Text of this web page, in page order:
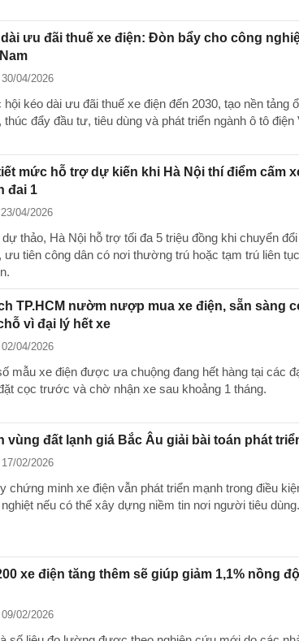
dài ưu đãi thuế xe điện: Đòn bẩy cho công
04/2026
hội kéo dài ưu đãi thuế xe điện đến 2030, tạo nền tảng
thúc đẩy đầu tư, tiêu dùng và phát triển ngành ô tô điện
mức hỗ trợ dự kiến khi Hà Nội thí điểm cấm
đai 1
04/2026
dự thảo, Hà Nội hỗ trợ tối đa 5 triệu đồng khi chuyển
ưu tiên công dân có nơi thường trú hoặc tạm trú liên
TP.HCM nườm nượp mua xe điện, sẵn sàng
vì đại lý hết xe
04/2026
mẫu xe điện được ưa chuộng đang hết hàng tại các
cọc trước và chờ nhận xe sau khoảng 1 tháng.
vùng đất lạnh giá Bắc Âu giải bài toán phát
02/2026
chứng minh xe điện vẫn phát triển mạnh trong điều
nếu có thể xây dựng niềm tin nơi người tiêu dùng.
xe điện tăng thêm sẽ giúp giảm 1,1% nồng
02/2026